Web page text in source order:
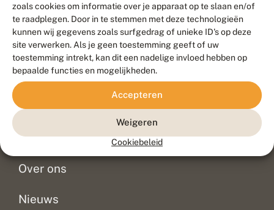
zoals cookies om informatie over je apparaat op te slaan en/of
te raadplegen. Door in te stemmen met deze technologieën
kunnen wij gegevens zoals surfgedrag of unieke ID's op deze
site verwerken. Als je geen toestemming geeft of uw
toestemming intrekt, kan dit een nadelige invloed hebben op
bepaalde functies en mogelijkheden.
Accepteren
Weigeren
Cookiebeleid
Contact
Veelgestelde vragen
Doneer
Over ons
Nieuws
Meld waarnemingen© 2026 Vlinderstichting
Duurzaam ontwikkeld door
Go2People
, ontworpen door
Blue Field Agency
Privacy
Disclaimer
Sitemap